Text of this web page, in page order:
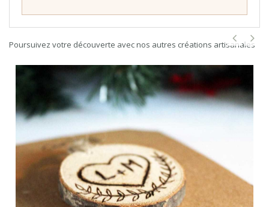
Poursuivez votre découverte avec nos autres créations artisanales